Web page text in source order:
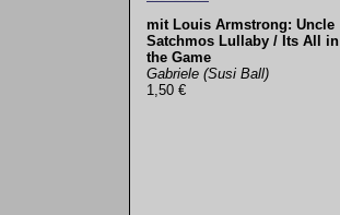
mit Louis Armstrong: Uncle
Satchmos Lullaby / Its All in
the Game
Gabriele (Susi Ball)
1,50 €